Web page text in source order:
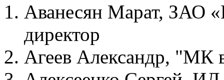
Аванесян Марат, ЗАО
директор
Агеев Александр, "МК